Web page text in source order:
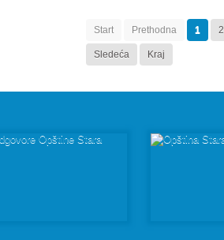
Start Prethodna 1 2
Sledeća Kraj